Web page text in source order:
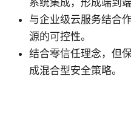
系统集成，形成端到
与企业级云服务结合
源的可控性。
结合零信任理念，但
成混合型安全策略。